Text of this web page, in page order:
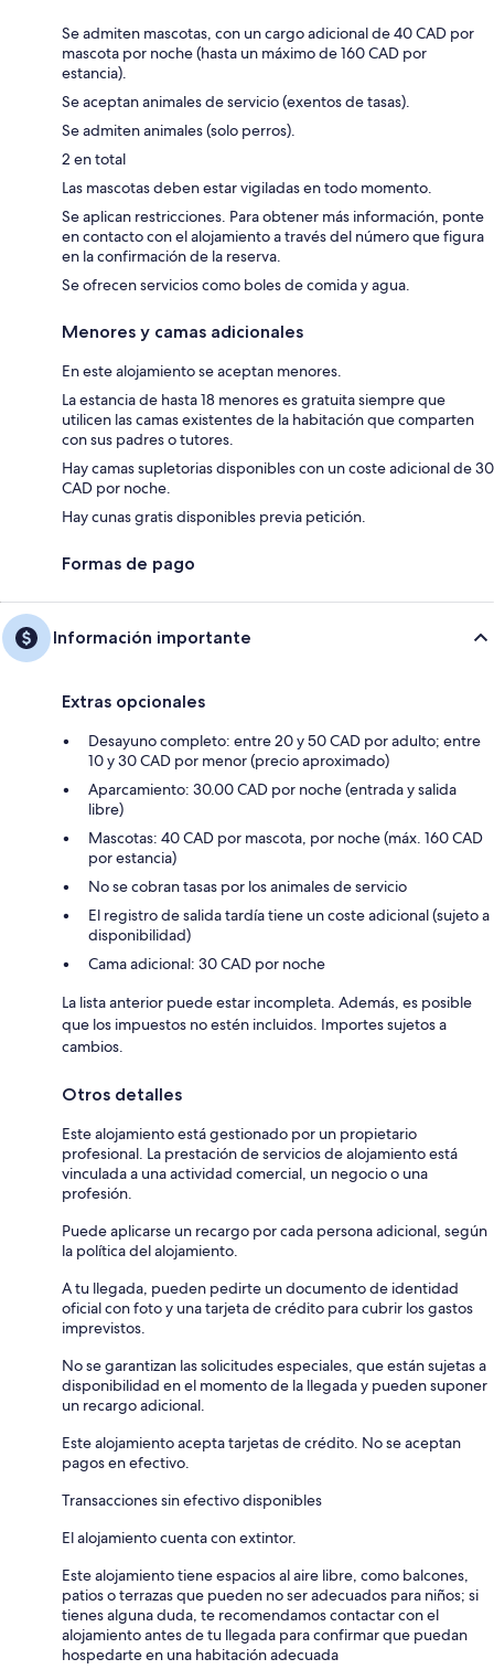
Se admiten mascotas, con un cargo adicional de 40 CAD por
mascota por noche (hasta un máximo de 160 CAD por
estancia).
Se aceptan animales de servicio (exentos de tasas).
Se admiten animales (solo perros).
2 en total
Las mascotas deben estar vigiladas en todo momento.
Se aplican restricciones. Para obtener más información, ponte
en contacto con el alojamiento a través del número que figura
en la confirmación de la reserva.
Se ofrecen servicios como boles de comida y agua.
Menores y camas adicionales
En este alojamiento se aceptan menores.
La estancia de hasta 18 menores es gratuita siempre que
utilicen las camas existentes de la habitación que comparten
con sus padres o tutores.
Hay camas supletorias disponibles con un coste adicional de 30
CAD por noche.
Hay cunas gratis disponibles previa petición.
Formas de pago
Información importante
Extras opcionales
Desayuno completo: entre 20 y 50 CAD por adulto; entre
10 y 30 CAD por menor (precio aproximado)
Aparcamiento: 30.00 CAD por noche (entrada y salida
libre)
Mascotas: 40 CAD por mascota, por noche (máx. 160 CAD
por estancia)
No se cobran tasas por los animales de servicio
El registro de salida tardía tiene un coste adicional (sujeto a
disponibilidad)
Cama adicional: 30 CAD por noche
La lista anterior puede estar incompleta. Además, es posible
que los impuestos no estén incluidos. Importes sujetos a
cambios.
Otros detalles
Este alojamiento está gestionado por un propietario
profesional. La prestación de servicios de alojamiento está
vinculada a una actividad comercial, un negocio o una
profesión.
Puede aplicarse un recargo por cada persona adicional, según
la política del alojamiento.
A tu llegada, pueden pedirte un documento de identidad
oficial con foto y una tarjeta de crédito para cubrir los gastos
imprevistos.
No se garantizan las solicitudes especiales, que están sujetas a
disponibilidad en el momento de la llegada y pueden suponer
un recargo adicional.
Este alojamiento acepta tarjetas de crédito. No se aceptan
pagos en efectivo.
Transacciones sin efectivo disponibles
El alojamiento cuenta con extintor.
Este alojamiento tiene espacios al aire libre, como balcones,
patios o terrazas que pueden no ser adecuados para niños; si
tienes alguna duda, te recomendamos contactar con el
alojamiento antes de tu llegada para confirmar que puedan
hospedarte en una habitación adecuada